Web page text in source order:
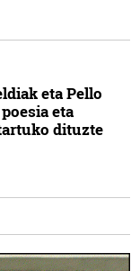
eta Pello
eta
dituzte